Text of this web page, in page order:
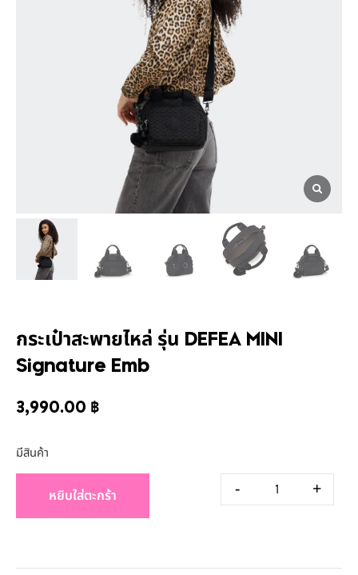
กระเป๋าสะพายไหล่ รุ่น DEFEA MINI
Signature Emb
3,990.00 ฿
มีสินค้า
- +
หยิบใส่ตะกร้า